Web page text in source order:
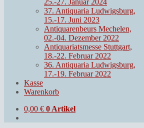
25.-27. Januar 2024
37. Antiquaria Ludwigsburg,
15.-17. Juni 2023
Antiquarenbeurs Mechelen,
02.-04. Dezember 2022
Antiquariatsmesse Stuttgart,
18.-22. Februar 2022
36. Antiquaria Ludwigsburg,
17.-19. Februar 2022
Kasse
Warenkorb
0,00 € 0 Artikel